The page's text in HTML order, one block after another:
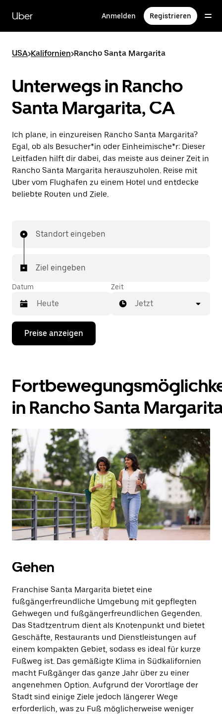
zum
Hauptinhalt
Uber Anmelden Registrieren
USA>Kalifornien>Rancho Santa Margarita
Unterwegs in Rancho
Santa Margarita, CA
Ich plane, in einzureisen Rancho Santa Margarita?
Egal, ob als Besucher*in oder Einheimische*r: Dieser
Leitfaden hilft dir dabei, das meiste aus deiner Zeit in
Rancho Santa Margarita herauszuholen. Reise mit
Uber vom Flughafen zu einem Hotel und entdecke
beliebte Routen und Ziele.
Standort eingeben
Ziel eingeben
Datum
Drücke
Nach-
mit
dem
Kalender
zu
ein
Datum
auszuwählen.
Drücke
die
Escape-
Taste,
um
den
Kalender
zu
schließen.
Zeit
Jetzt
Preise anzeigen
in Rancho Santa
Gehen
Franchise Santa Margarita bietet eine
fußgängerfreundliche Umgebung mit gepflegten
Gehwegen und fußgängerfreundlichen Gegenden.
Das Stadtzentrum dient als Knotenpunkt und bietet
Geschäfte, Restaurants und Dienstleistungen auf
einem kompakten Gebiet, sodass es ideal für kurze
Fußweg ist. Das gemäßigte Klima in Südkalifornien
macht Fußgänger das ganze Jahr über zu einer
angenehmen Option. Aufgrund der Vorortlage der
Stadt sind einige Ziele jedoch längerer Wege
erforderlich, was zu Fuß möglicherweise weniger